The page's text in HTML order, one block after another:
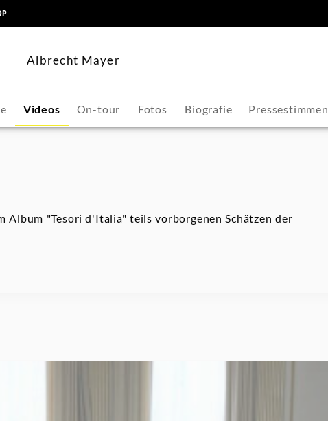
Albrecht Mayer
Videos On-tour Fotos Biografie Pressestimmen
Album "Tesori d'Italia" teils vorborgenen Schätzen der